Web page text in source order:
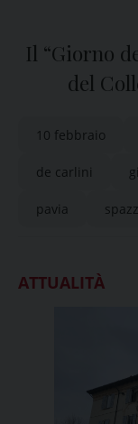
Il “Giorno
del
10 febbraio
de carlini
pavia
ATTUALITÀ